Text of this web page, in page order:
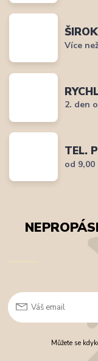
Více
2. den
TEL.
od 9,00
Můžete se